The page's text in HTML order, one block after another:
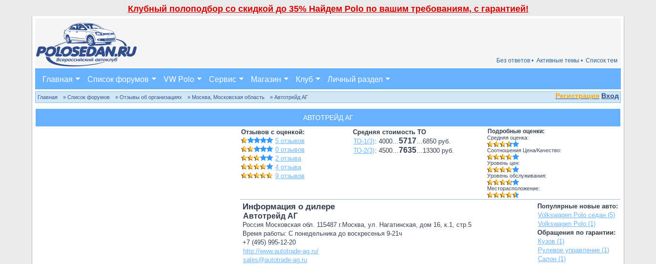
Клубный полоподбор со скидкой до 35% Найдем Polo по вашим требованиям, с гарантией!
Список тем
Активные темы •
Без ответов •
Главная Список форумов VW Polo Сервис Магазин Клуб Личный раздел
Регистрация Вход
Главная » Список форумов » Отзывы об организациях » Москва, Московская область » Автотрейд АГ
АВТОТРЕЙД АГ
Отзывов с оценкой:
5 отзывов
0 отзывов
2 отзыва
4 отзыва
9 отзывов
Средняя стоимость ТО
ТО-1(3): 4000...5717...6850 руб.
ТО-2(3): 4500...7635...13300 руб.
Подробные оценки:
Средняя оценка:
Соотношения Цена/Качество:
Уровень цен:
Уровень обслуживания:
Месторасположение:
Популярные новые авто:
Volkswagen Polo седан (5)
Volkswagen Polo (1)
Обращения по гарантии:
Кузов (1)
Рулевое управление (1)
Салон (1)
Информация о дилере
Автотрейд АГ
Россия Московская обл. 115487 г.Москва, ул. Нагатинская, дом 16, к.1, стр.5
Время работы: С понедельника до воскресенья 9-21ч
+7 (495) 995-12-20
http://www.autotrade-ag.ru/
sales@autotrade-ag.ru